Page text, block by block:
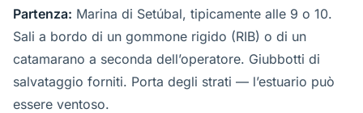
Partenza: Marina di Setúbal, tipicamente alle 9 o 10.
Sali a bordo di un gommone rigido (RIB) o di un
catamarano a seconda dell’operatore. Giubbotti di
salvataggio forniti. Porta degli strati — l’estuario può
essere ventoso.